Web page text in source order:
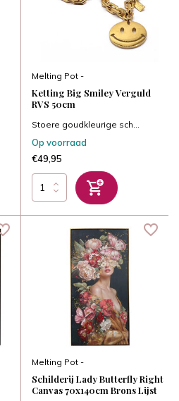
Melting Pot -
Ketting Big Smiley Verguld
RVS 50cm
Stoere goudkleurige sch...
Op voorraad
€49,95
Melting Pot -
Schilderij Lady Butterfly Right
Canvas 70x140cm Brons Lijst